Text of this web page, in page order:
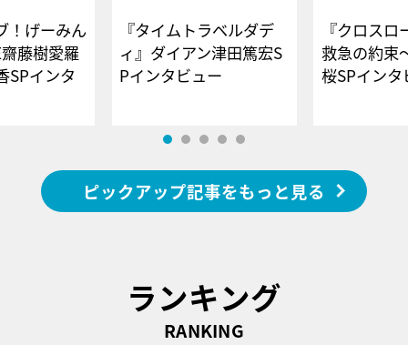
！げーみん
藤樹愛羅
SPインタ
『タイムトラベルダデ
ィ』ダイアン津田篤宏S
Pインタビュー
『クロス
救急の約束
桜SPイ
ピックアップ記事をもっと見る
ランキング
RANKING